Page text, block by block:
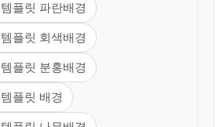
플릿 파란배경
플릿 회색배경
플릿 분홍배경
플릿 배경